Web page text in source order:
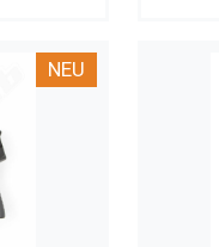
NEU